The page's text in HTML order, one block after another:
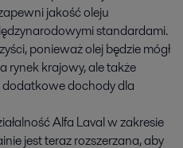
jakość oleju
standardami.
ponieważ olej będzie mógł
rynek krajowy, ale także
dochody dla
Alfa Laval w zakresie
jest teraz rozszerzana, aby